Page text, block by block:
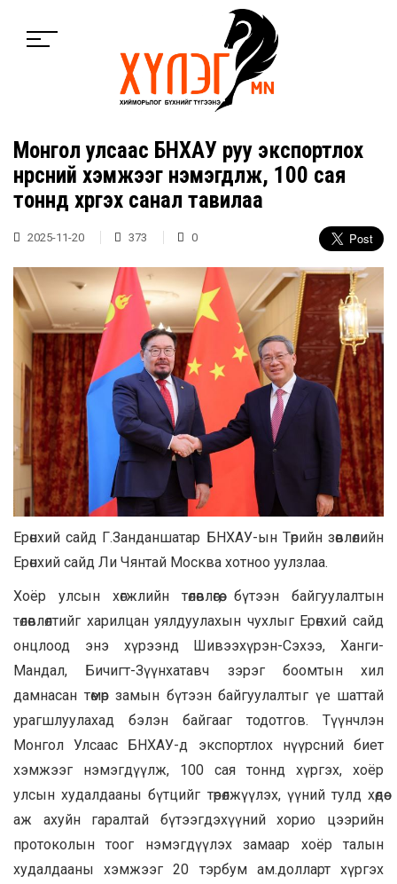
Монгол улсаас БНХАУ руу экспортлох
нүүрсний хэмжээг нэмэгдүүлж, 100 сая
тоннд хүргэх санал тавилаа
2025-11-20 373 0
Ерөнхий сайд Г.Занданшатар БНХАУ-ын Төрийн зөвлөлийн
Ерөнхий сайд Ли Чянтай Москва хотноо уулзлаа.
Хоёр улсын хөгжлийн төлөвлөгөө, бүтээн байгуулалтын
төлөвлөлтийг харилцан уялдуулахын чухлыг Ерөнхий сайд
онцлоод энэ хүрээнд Шивээхүрэн-Сэхээ, Ханги-
Мандал, Бичигт-Зүүнхатавч зэрэг боомтын хил
дамнасан төмөр замын бүтээн байгуулалтыг үе шаттай
урагшлуулахад бэлэн байгааг тодотгов. Түүнчлэн
Монгол Улсаас БНХАУ-д экспортлох нүүрсний биет
хэмжээг нэмэгдүүлж, 100 сая тоннд хүргэх, хоёр
улсын худалдааны бүтцийг төрөлжүүлэх, үүний тулд хөдөө
аж ахуйн гаралтай бүтээгдэхүүний хорио цээрийн
протоколын тоог нэмэгдүүлэх замаар хоёр талын
худалдааны хэмжээг 20 тэрбум ам.долларт хүргэх